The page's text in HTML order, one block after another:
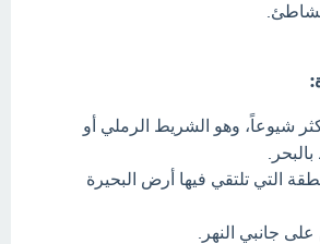
شيوعاً، وهو الشريط الرملي أو
التي تلتقي فيها أرض البحيرة
جانبي النهر.